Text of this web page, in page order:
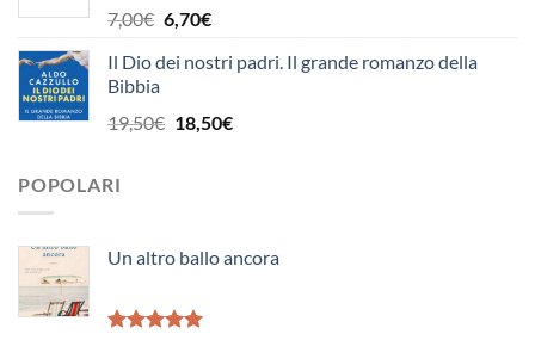
5,00€.4,80€.
7,00€ Il
originale
7,00€.
6,70€Il
attuale
6,70€.
Il Dio dei nostri padri. Il grande romanzo della
Bibbia
19,50€ Il
18,50€Il
POPOLARI
Un altro ballo ancora